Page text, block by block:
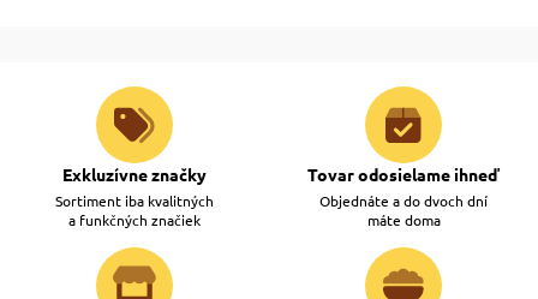
Exkluzívne značky
Sortiment iba kvalitných
a funkčných značiek
Tovar odosielame ihneď
Objednáte a do dvoch dní
máte doma